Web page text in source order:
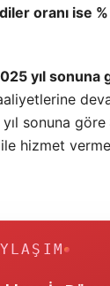
oranı ise %
yıl sonuna
yıl sonuna göre
hizmet